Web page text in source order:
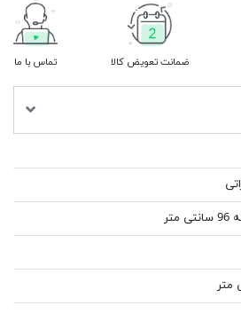
ضمانت تعویض کالا تماس با ما